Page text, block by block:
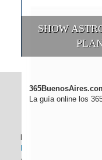
SHOW
La guía online los